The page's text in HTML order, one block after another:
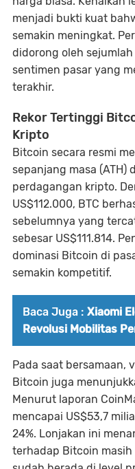
menjadi bukti kuat
semakin meningkat.
didorong oleh
sentimen pasar yang
terakhir.
Rekor Tertinggi
Kripto
Bitcoin secara resmi
sepanjang masa (ATH)
perdagangan kripto.
US$112.000, BTC
sebelumnya yang
sebesar US$111.814.
dominasi Bitcoin di
semakin kompetitif.
Baca Juga : Xiaomi
Revolusi Mobilitas
Pada saat bersamaan,
Bitcoin juga
Menurut laporan
mencapai US$53,7
24%. Lonjakan ini
terhadap Bitcoin